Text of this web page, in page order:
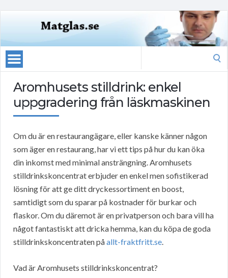
Aromhusets stilldrink: enkel
uppgradering från läskmaskinen
Om du är en restaurangägare, eller kanske känner någon
som äger en restaurang, har vi ett tips på hur du kan öka
din inkomst med minimal ansträngning. Aromhusets
stilldrinkskoncentrat erbjuder en enkel men sofistikerad
lösning för att ge ditt dryckessortiment en boost,
samtidigt som du sparar på kostnader för burkar och
flaskor. Om du däremot är en privatperson och bara vill ha
något fantastiskt att dricka hemma, kan du köpa de goda
stilldrinkskoncentraten påallt-fraktfritt.se.
Vad är Aromhusets stilldrinkskoncentrat?